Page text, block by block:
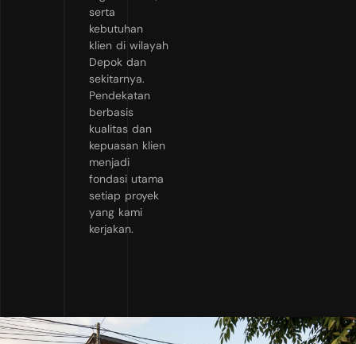
serta
kebutuhan
klien di wilayah
Depok dan
sekitarnya.
Pendekatan
berbasis
kualitas dan
kepuasan klien
menjadi
fondasi utama
setiap proyek
yang kami
kerjakan.